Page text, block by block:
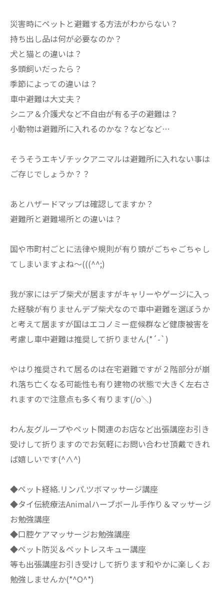
災害時にペットと避難する方法がわからない？
持ち出し品は何が必要なのか？
犬と猫との違いは？
多頭飼いだったら？
季節によっての違いは？
車中避難は大丈夫？
シニア＆介護犬など不自由が有る子の避難は？
小動物は避難所に入れるのかな？などなど…
そうそうエキゾチックアニマルは避難所に入れない事は
ご存じでしょうか？？
あとハザードマップは確認してますか？
避難所と避難場所との違いは？
国や市町村ごとに法律や規則が有り頭がごちゃごちゃし
てしまいますよね～(((^^;)
我が家にはデブ柴犬が居ますがキャリーやゲージに入っ
た経験が有りませんデブ柴犬なので車中避難を選ぼうか
と考えて居ますが国はエコノミー症候群など健康被害を
考慮し車中避難は推奨して折りません(*´-`)
やはり推奨されて居るのは在宅避難ですが２階部分が崩
れ落ち亡くなる可能性も有り建物の状態で大きく左右さ
れますので注意点も多く有ります(/o＼)
わん友グループやペット関連のお店など出張講座お引き
受けして折りますのでお気軽にお問い合わせ頂戴できれ
ば嬉しいです(^∧^)
◆ペット経絡.リンパ.ツボマッサージ講座
◆タイ伝統療法Animalハーブボール手作り＆マッサージ
お勉強講座
◆口腔ケアマッサージお勉強講座
◆ペット防災＆ペットレスキュー講座
等も出張講座お引き受けして折ります和やかに楽しくお
勉強しませんか(*^O^*)